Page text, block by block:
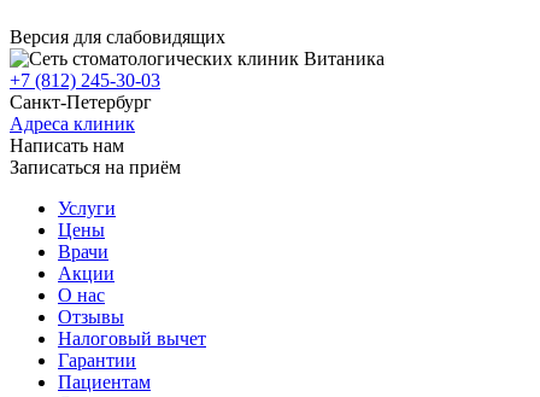
Версия для слабовидящих
+7 (812) 245-30-03
Санкт-Петербург
Адреса клиник
Написать нам
Записаться на приём
Услуги
Цены
Врачи
Акции
О нас
Отзывы
Налоговый вычет
Гарантии
Пациентам